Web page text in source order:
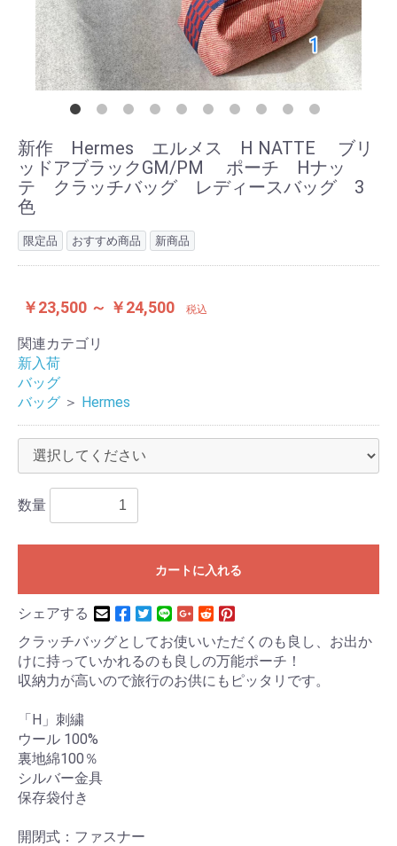
新作 Hermes エルメス H NATTE ブリ
ッドアブラックGM/PM ポーチ Hナッ
テ クラッチバッグ レディースバッグ 3
色
限定品 おすすめ商品 新商品
￥23,500 ～ ￥24,500 税込
関連カテゴリ
新入荷
バッグ
バッグ ＞ Hermes
数量
カートに入れる
シェアする
クラッチバッグとしてお使いいただくのも良し、お出か
けに持っていかれるのも良しの万能ポーチ！
収納力が高いので旅行のお供にもピッタリです。
「H」刺繍
ウール 100%
裏地綿100％
シルバー金具
保存袋付き
開閉式：ファスナー